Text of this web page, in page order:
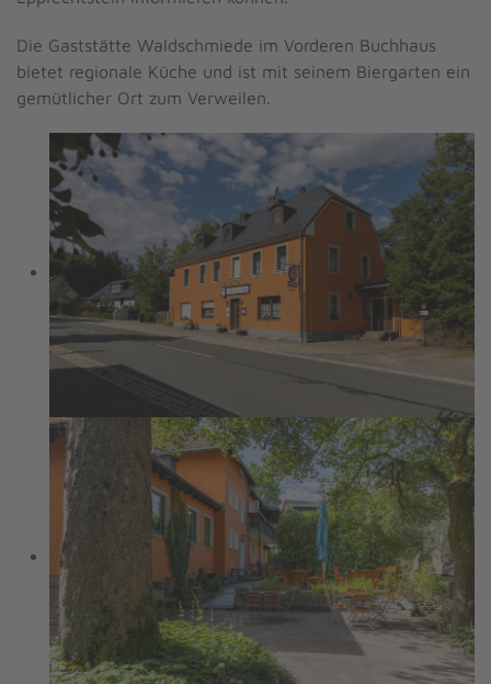
Die Gaststätte Waldschmiede im Vorderen Buchhaus
bietet regionale Küche und ist mit seinem Biergarten ein
gemütlicher Ort zum Verweilen.